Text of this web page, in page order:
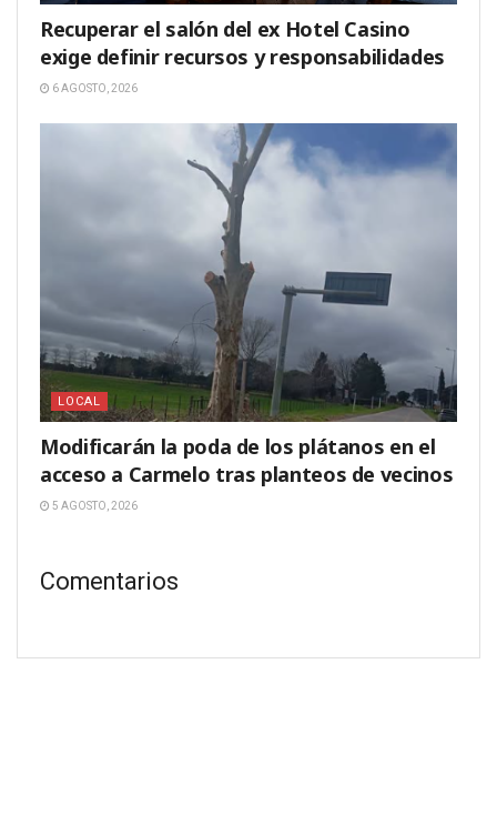
Recuperar el salón del ex Hotel Casino
exige definir recursos y responsabilidades
6 AGOSTO, 2026
LOCAL
Modificarán la poda de los plátanos en el
acceso a Carmelo tras planteos de vecinos
5 AGOSTO, 2026
Comentarios